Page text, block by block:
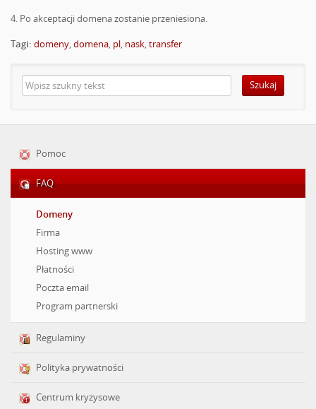
4. Po akceptacji domena zostanie przeniesiona.
Tagi: domeny,domena, pl, nask,transfer
Szukaj
Pomoc
FAQ
Domeny
Firma
Hosting www
Płatności
Poczta email
Program partnerski
Regulaminy
Polityka prywatności
Centrum kryzysowe